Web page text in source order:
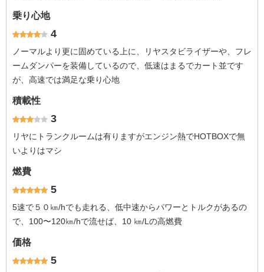
乗り心地
4
ノーマルより更に固めている上に、リヤスタビライザーや、フレ
ームダンパーを装備しているので、低速はまるでカート並です
が、高速では満足な乗り心地
積載性
3
リヤにトランクルームは有りますがエンジン熱でHOTBOXで無
いよりはマシ
燃費
5
5速で５０㎞/hでも走れる、低中速からパワーとトルクがあるの
で、100〜120㎞/hで流せば、10 ㎞/Lの高燃費
価格
5